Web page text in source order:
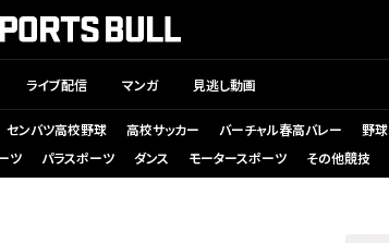
ライブ配信 マンガ 見逃し動画
センバツ高校野球 高校サッカー バーチャル春高バレー 野球
ツ パラスポーツ ダンス モータースポーツ その他競技